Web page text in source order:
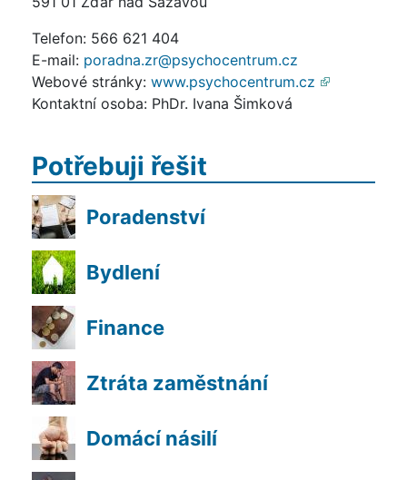
Telefon: 566 621 404
E-mail: poradna.zr@psychocentrum.cz
Webové stránky: www.psychocentrum.cz
Kontaktní osoba: PhDr. Ivana Šimková
Potřebuji řešit
Poradenství
Bydlení
Finance
Ztráta zaměstnání
Domácí násilí